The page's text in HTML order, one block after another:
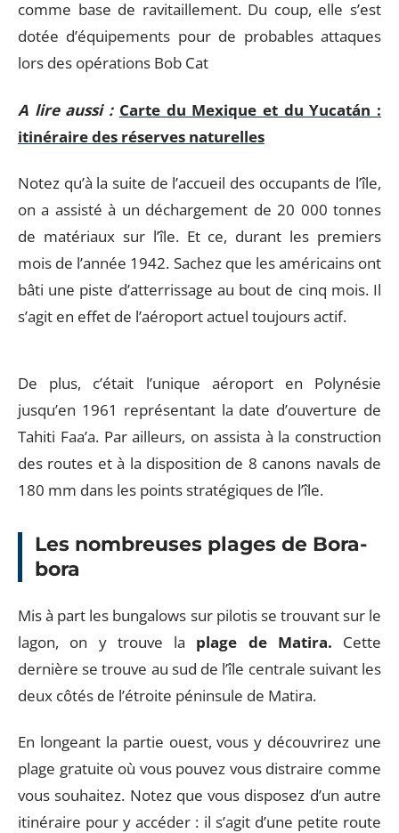
comme base de ravitaillement. Du coup, elle s’est
dotée d’équipements pour de probables attaques
lors des opérations Bob Cat
A lire aussi : Carte du Mexique et du Yucatán :
itinéraire des réserves naturelles
Notez qu’à la suite de l’accueil des occupants de l’île,
on a assisté à un déchargement de 20 000 tonnes
de matériaux sur l’île. Et ce, durant les premiers
mois de l’année 1942. Sachez que les américains ont
bâti une piste d’atterrissage au bout de cinq mois. Il
s’agit en effet de l’aéroport actuel toujours actif.
De plus, c’était l’unique aéroport en Polynésie
jusqu’en 1961 représentant la date d’ouverture de
Tahiti Faa’a. Par ailleurs, on assista à la construction
des routes et à la disposition de 8 canons navals de
180 mm dans les points stratégiques de l’île.
Les nombreuses plages de Bora-
bora
Mis à part les bungalows sur pilotis se trouvant sur le
lagon, on y trouve la plage de Matira. Cette
dernière se trouve au sud de l’île centrale suivant les
deux côtés de l’étroite péninsule de Matira.
En longeant la partie ouest, vous y découvrirez une
plage gratuite où vous pouvez vous distraire comme
vous souhaitez. Notez que vous disposez d’un autre
itinéraire pour y accéder : il s’agit d’une petite route